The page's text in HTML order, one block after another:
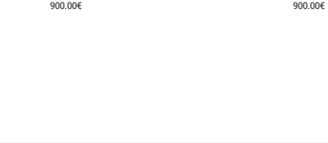
900.00€ 900.00€